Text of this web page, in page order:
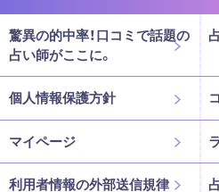
驚異の的中率！口コミで話題の
占い師がここに。
個人情報保護方針
マイページ
利用者情報の外部送信規律